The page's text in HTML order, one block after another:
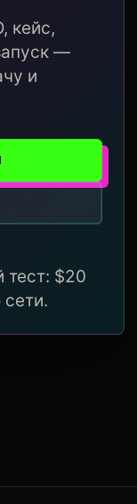
кейс,
—
и
тест: $20
сети.